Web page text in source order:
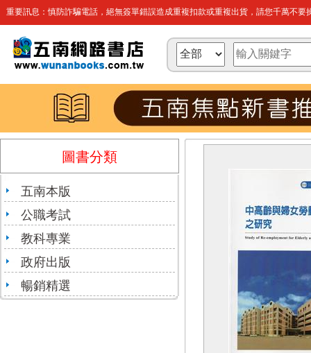
重要訊息：慎防詐騙電話，絕無簽單錯誤造成重複扣款或重複出貨，請您千萬不要
圖書分類
五南本版
公職考試
教科專業
政府出版
暢銷精選